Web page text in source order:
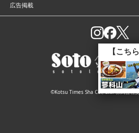
広告掲載
©Kotsu Times Sha Co., Ltd. 株式会社